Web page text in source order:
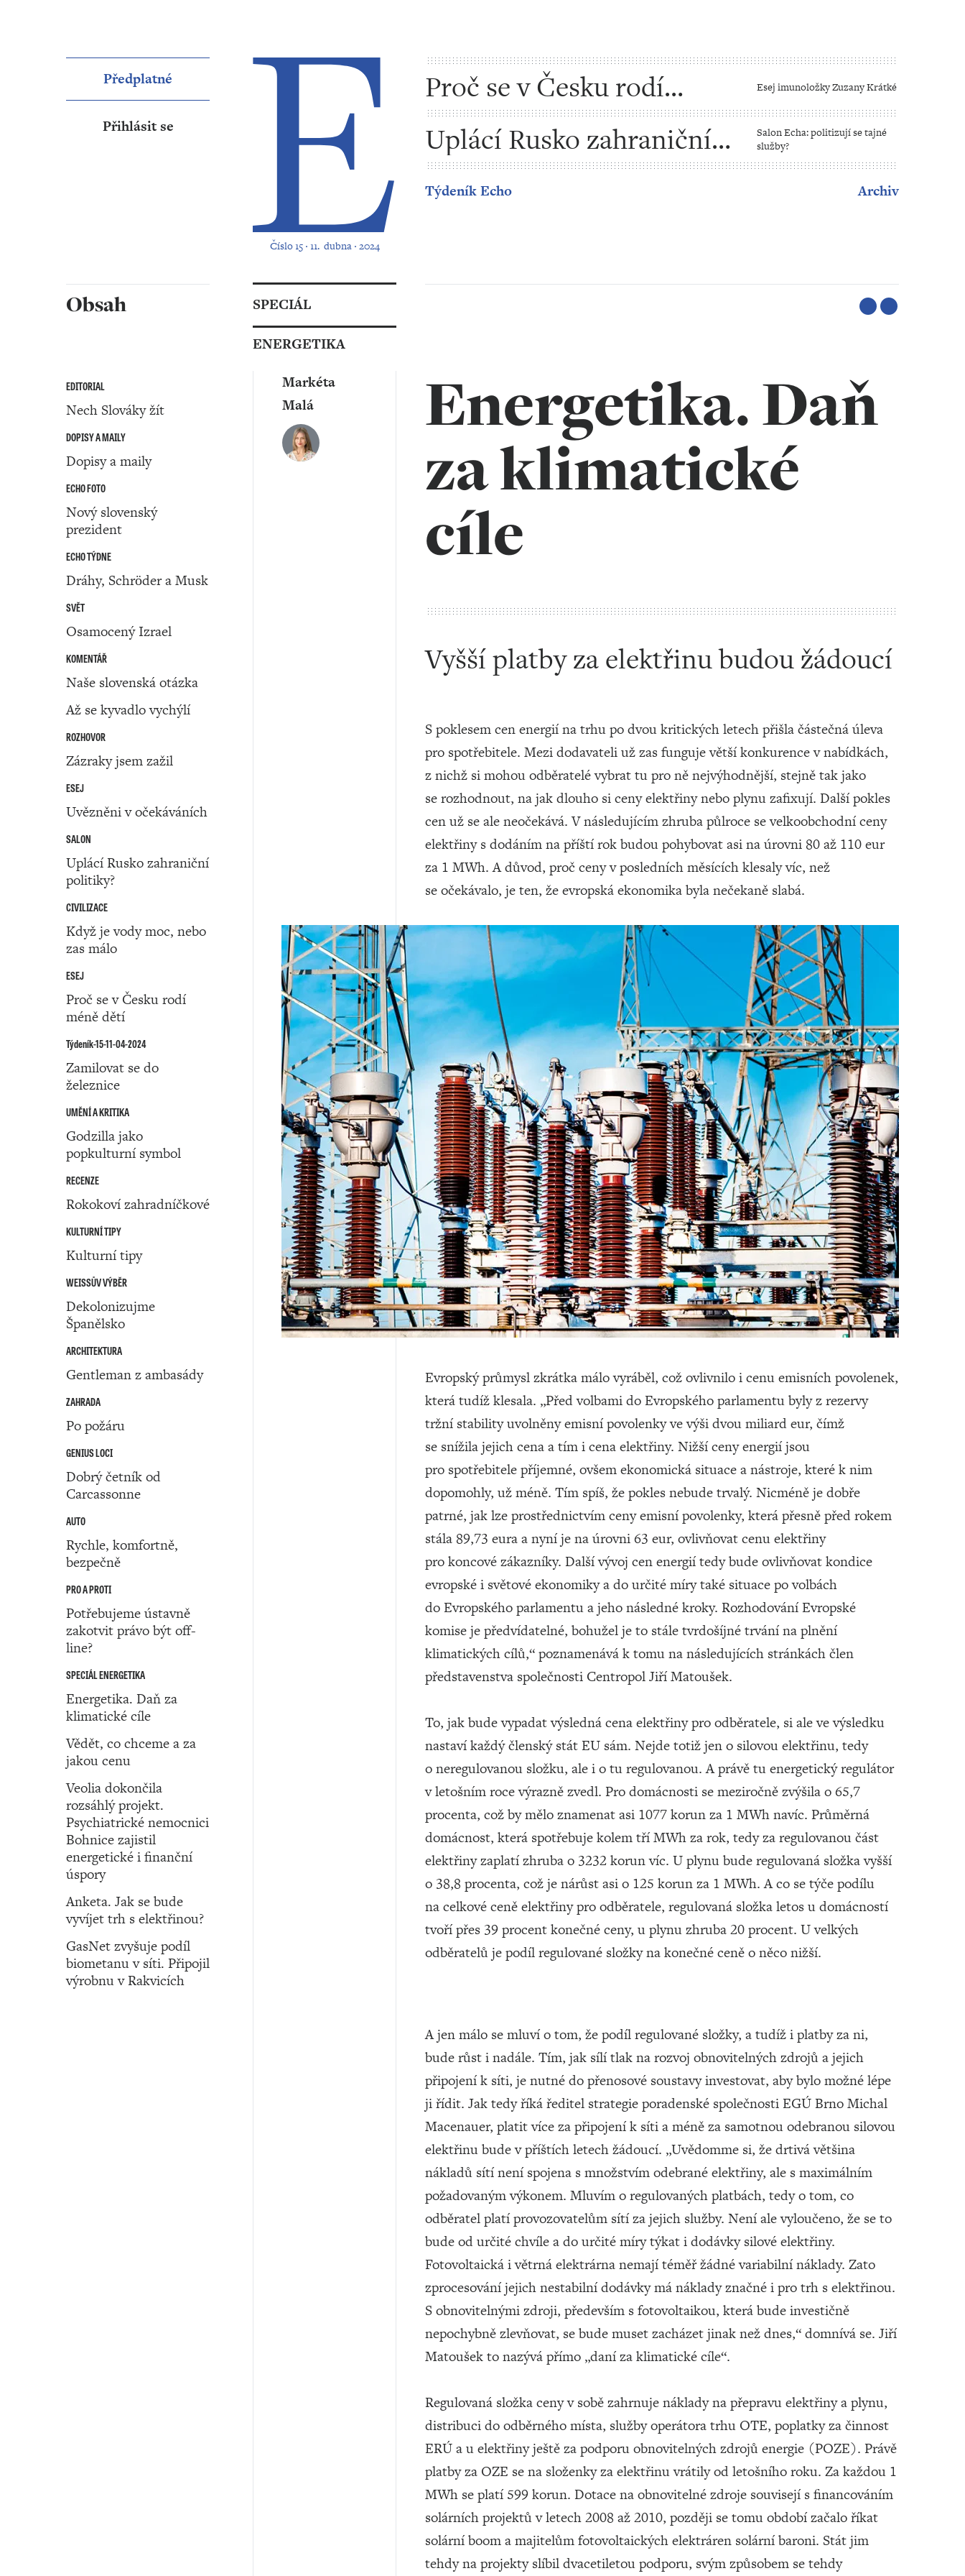
Číslo 15 ‧ 11. dubna ‧ 2024
Proč se v Česku rodí
méně dětí
Esej imunoložky Zuzany Krátké
Uplácí Rusko zahraniční
politiky?
Salon Echa: politizují se tajné
služby?
Týdeník Echo Archiv
Předplatné
Přihlásit se
Obsah
EDITORIAL
Nech Slováky žít
DOPISY A MAILY
Dopisy a maily
ECHO FOTO
Nový slovenský
prezident
ECHO TÝDNE
Dráhy, Schröder a Musk
SVĚT
Osamocený Izrael
KOMENTÁŘ
Naše slovenská otázka
Až se kyvadlo vychýlí
ROZHOVOR
Zázraky jsem zažil
ESEJ
Uvězněni v očekáváních
SALON
Uplácí Rusko zahraniční
politiky?
CIVILIZACE
Když je vody moc, nebo
zas málo
ESEJ
Proč se v Česku rodí
méně dětí
Týdeník-15-11-04-2024
Zamilovat se do
železnice
UMĚNÍ A KRITIKA
Godzilla jako
popkulturní symbol
RECENZE
Rokokoví zahradníčkové
KULTURNÍ TIPY
Kulturní tipy
WEISSŮV VÝBĚR
Dekolonizujme
Španělsko
ARCHITEKTURA
Gentleman z ambasády
ZAHRADA
Po požáru
GENIUS LOCI
Dobrý četník od
Carcassonne
AUTO
Rychle, komfortně,
bezpečně
PRO A PROTI
Potřebujeme ústavně
zakotvit právo být off-
line?
SPECIÁL ENERGETIKA
Energetika. Daň za
klimatické cíle
Vědět, co chceme a za
jakou cenu
Veolia dokončila
rozsáhlý projekt.
Psychiatrické nemocnici
Bohnice zajistil
energetické i finanční
úspory
Anketa. Jak se bude
vyvíjet trh s elektřinou?
GasNet zvyšuje podíl
biometanu v síti. Připojil
výrobnu v Rakvicích
SPECIÁL
ENERGETIKA
Energetika. Daň
za klimatické
cíle
Vyšší platby za elektřinu budou žádoucí
Markéta
Malá
S poklesem cen energií na trhu po dvou kritických letech přišla částečná úleva
pro spotřebitele. Mezi dodavateli už zas funguje větší konkurence v nabídkách,
z nichž si mohou odběratelé vybrat tu pro ně nejvýhodnější, stejně tak jako
se rozhodnout, na jak dlouho si ceny elektřiny nebo plynu zafixují. Další pokles
cen už se ale neočekává. V následujícím zhruba půlroce se velkoobchodní ceny
elektřiny s dodáním na příští rok budou pohybovat asi na úrovni 80 až 110 eur
za 1 MWh. A důvod, proč ceny v posledních měsících klesaly víc, než
se očekávalo, je ten, že evropská ekonomika byla nečekaně slabá.
Evropský průmysl zkrátka málo vyráběl, což ovlivnilo i cenu emisních povolenek,
která tudíž klesala. „Před volbami do Evropského parlamentu byly z rezervy
tržní stability uvolněny emisní povolenky ve výši dvou miliard eur, čímž
se snížila jejich cena a tím i cena elektřiny. Nižší ceny energií jsou
pro spotřebitele příjemné, ovšem ekonomická situace a nástroje, které k nim
dopomohly, už méně. Tím spíš, že pokles nebude trvalý. Nicméně je dobře
patrné, jak lze prostřednictvím ceny emisní povolenky, která přesně před rokem
stála 89,73 eura a nyní je na úrovni 63 eur, ovlivňovat cenu elektřiny
pro koncové zákazníky. Další vývoj cen energií tedy bude ovlivňovat kondice
evropské i světové ekonomiky a do určité míry také situace po volbách
do Evropského parlamentu a jeho následné kroky. Rozhodování Evropské
komise je předvídatelné, bohužel je to stále tvrdošíjné trvání na plnění
klimatických cílů,“ poznamenává k tomu na následujících stránkách člen
představenstva společnosti Centropol Jiří Matoušek.
To, jak bude vypadat výsledná cena elektřiny pro odběratele, si ale ve výsledku
nastaví každý členský stát EU sám. Nejde totiž jen o silovou elektřinu, tedy
o neregulovanou složku, ale i o tu regulovanou. A právě tu energetický regulátor
v letošním roce výrazně zvedl. Pro domácnosti se meziročně zvýšila o 65,7
procenta, což by mělo znamenat asi 1077 korun za 1 MWh navíc. Průměrná
domácnost, která spotřebuje kolem tří MWh za rok, tedy za regulovanou část
elektřiny zaplatí zhruba o 3232 korun víc. U plynu bude regulovaná složka vyšší
o 38,8 procenta, což je nárůst asi o 125 korun za 1 MWh. A co se týče podílu
na celkové ceně elektřiny pro odběratele, regulovaná složka letos u domácností
tvoří přes 39 procent konečné ceny, u plynu zhruba 20 procent. U velkých
odběratelů je podíl regulované složky na konečné ceně o něco nižší.
A jen málo se mluví o tom, že podíl regulované složky, a tudíž i platby za ni,
bude růst i nadále. Tím, jak sílí tlak na rozvoj obnovitelných zdrojů a jejich
připojení k síti, je nutné do přenosové soustavy investovat, aby bylo možné lépe
ji řídit. Jak tedy říká ředitel strategie poradenské společnosti EGÚ Brno Michal
Macenauer, platit více za připojení k síti a méně za samotnou odebranou silovou
elektřinu bude v příštích letech žádoucí. „Uvědomme si, že drtivá většina
nákladů sítí není spojena s množstvím odebrané elektřiny, ale s maximálním
požadovaným výkonem. Mluvím o regulovaných platbách, tedy o tom, co
odběratel platí provozovatelům sítí za jejich služby. Není ale vyloučeno, že se to
bude od určité chvíle a do určité míry týkat i dodávky silové elektřiny.
Fotovoltaická i větrná elektrárna nemají téměř žádné variabilní náklady. Zato
zprocesování jejich nestabilní dodávky má náklady značné i pro trh s elektřinou.
S obnovitelnými zdroji, především s fotovoltaikou, která bude investičně
nepochybně zlevňovat, se bude muset zacházet jinak než dnes,“ domnívá se. Jiří
Matoušek to nazývá přímo „daní za klimatické cíle“.
Regulovaná složka ceny v sobě zahrnuje náklady na přepravu elektřiny a plynu,
distribuci do odběrného místa, služby operátora trhu OTE, poplatky za činnost
ERÚ a u elektřiny ještě za podporu obnovitelných zdrojů energie (POZE). Právě
platby za OZE se na složenky za elektřinu vrátily od letošního roku. Za každou 1
MWh se platí 599 korun. Dotace na obnovitelné zdroje souvisejí s financováním
solárních projektů v letech 2008 až 2010, později se tomu období začalo říkat
solární boom a majitelům fotovoltaických elektráren solární baroni. Stát jim
tehdy na projekty slíbil dvacetiletou podporu, svým způsobem se tehdy